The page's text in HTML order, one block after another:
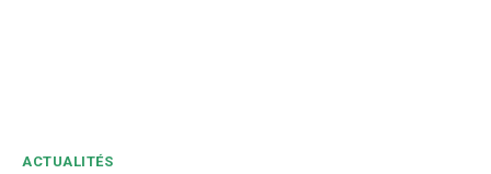
ACTUALITÉS